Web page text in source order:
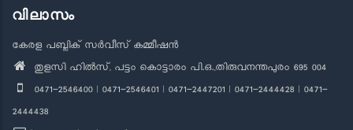
വിലാസം
കേരള പബ്ലിക് സർവീസ് കമ്മീഷൻ
തുളസി ഹിൽസ്, പട്ടം കൊട്ടാരം പി.ഒ.,തിരുവനന്തപുരം 695 004
0471-2546400 | 0471-2546401 | 0471-2447201 | 0471-2444428 | 0471-
2444438